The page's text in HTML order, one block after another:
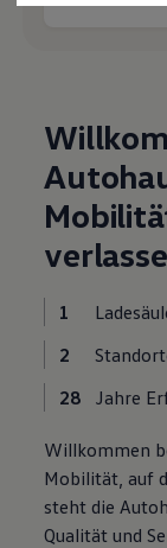
Zubehör
Über Ihr
1
2
28
Jahre
Willkommen
Mobilität, auf
steht die
Qualität und